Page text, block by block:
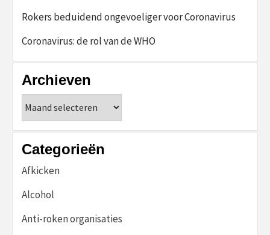
Rokers beduidend ongevoeliger voor Coronavirus
Coronavirus: de rol van de WHO
Archieven
Categorieën
Afkicken
Alcohol
Anti-roken organisaties